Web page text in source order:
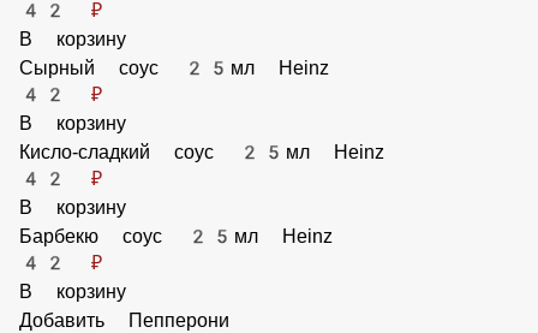
Добавить Маринованные огурчики
30 ₽
В корзину
Горчичный соус 25мл Heinz
42 ₽
В корзину
Сырный соус 25мл Heinz
42 ₽
В корзину